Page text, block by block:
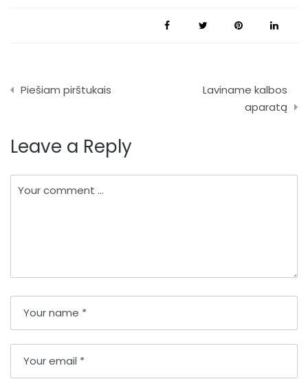
Navigacija
įrašų
Piešiam pirštukais
Laviname kalbos
aparatą
Leave a Reply